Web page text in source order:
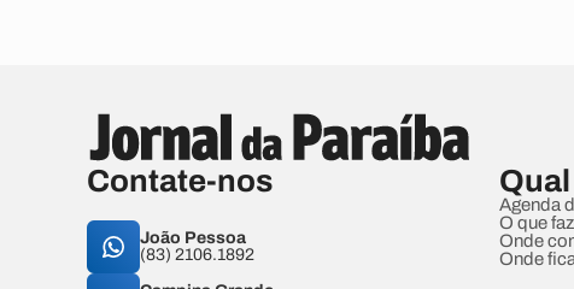
Contate-nos
João Pessoa
(83) 2106.1892
Agenda
O que
Onde
Onde